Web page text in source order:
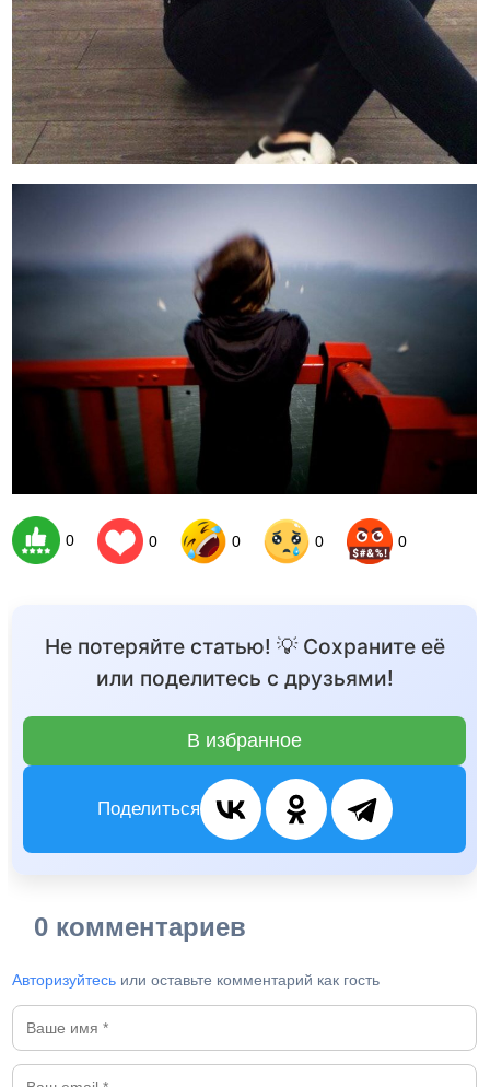
0 0 0 0 0
Не потеряйте статью! 💡 Сохраните её
или поделитесь с друзьями!
В избранное
Поделиться
0 комментариев
Авторизуйтесь или оставьте комментарий как гость